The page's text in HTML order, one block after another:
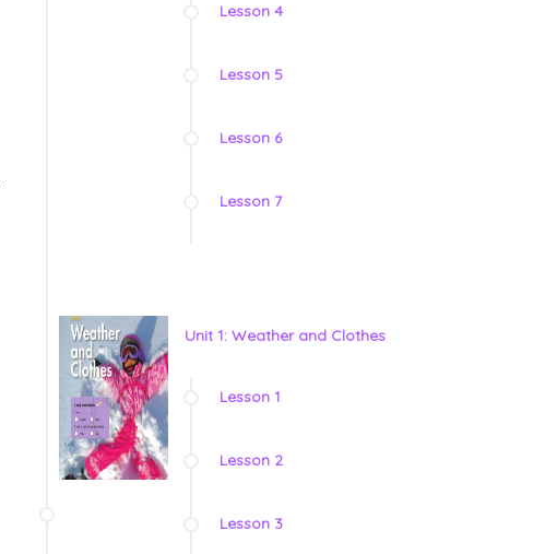
Lesson 4
Lesson 5
Lesson 6
Lesson 7
Unit 1: Weather and Clothes
Lesson 1
Lesson 2
Lesson 3